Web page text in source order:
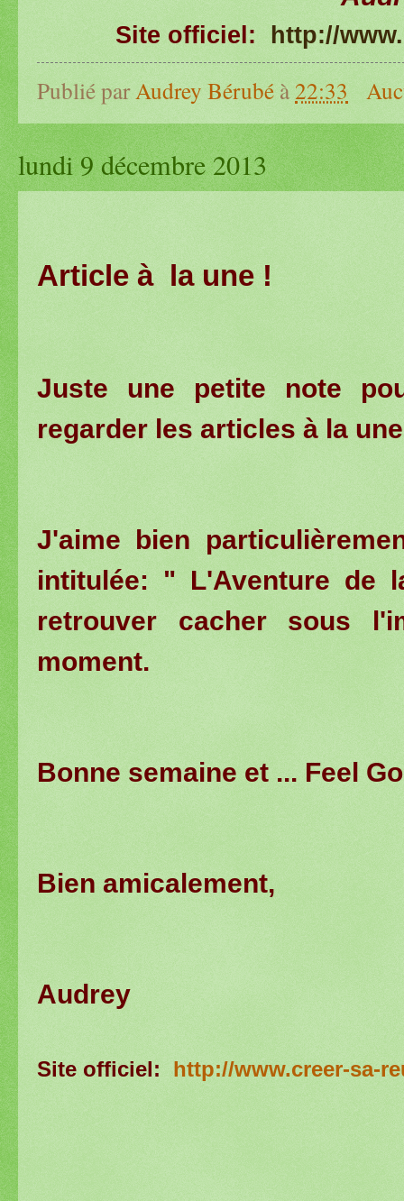
Site officiel: http://
Publié parAudrey Bérubé à22:33
lundi 9 décembre 2013
Article à la une !
Juste une petite note
regarder les articles à la
J'aime bien
intitulée: " L'Aventure de
retrouver cacher sous
moment.
Bonne semaine et ... Feel
Bien amicalement,
Audrey
Site officiel: http://www.creer-sa-